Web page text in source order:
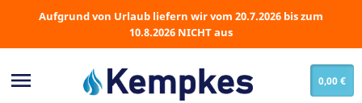
Aufgrund von Urlaub liefern wir vom 20.7.2026 bis zum
10.8.2026 NICHT aus
 0,00 €